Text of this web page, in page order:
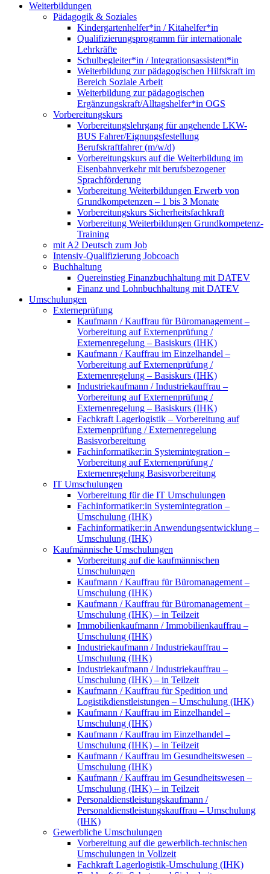
Weiterbildungen
Pädagogik & Soziales
Kindergartenhelfer*in / Kitahelfer*in
Qualifizierungsprogramm für internationale
Lehrkräfte
Schulbegleiter*in / Integrationsassistent*in
Weiterbildung zur pädagogischen Hilfskraft im
Bereich Soziale Arbeit
Weiterbildung zur pädagogischen
Ergänzungskraft/Alltagshelfer*in OGS
Vorbereitungskurs
Vorbereitungslehrgang für angehende LKW-
BUS Fahrer/Eignungsfestellung
Berufskraftfahrer (m/w/d)
Vorbereitungskurs auf die Weiterbildung im
Eisenbahnverkehr mit berufsbezogener
Sprachförderung
Vorbereitung Weiterbildungen Erwerb von
Grundkompetenzen – 1 bis 3 Monate
Vorbereitungskurs Sicherheitsfachkraft
Vorbereitung Weiterbildungen Grundkompetenz-
Training
mit A2 Deutsch zum Job
Intensiv-Qualifizierung Jobcoach
Buchhaltung
Quereinstieg Finanzbuchhaltung mit DATEV
Finanz und Lohnbuchhaltung mit DATEV
Umschulungen
Externeprüfung
Kaufmann / Kauffrau für Büromanagement –
Vorbereitung auf Externenprüfung /
Externenregelung – Basiskurs (IHK)
Kaufmann / Kauffrau im Einzelhandel –
Vorbereitung auf Externenprüfung /
Externenregelung – Basiskurs (IHK)
Industriekaufmann / Industriekauffrau –
Vorbereitung auf Externenprüfung /
Externenregelung – Basiskurs (IHK)
Fachkraft Lagerlogistik – Vorbereitung auf
Externenprüfung / Externenregelung
Basisvorbereitung
Fachinformatiker:in Systemintegration –
Vorbereitung auf Externenprüfung /
Externenregelung Basisvorbereitung
IT Umschulungen
Vorbereitung für die IT Umschulungen
Fachinformatiker:in Systemintegration –
Umschulung (IHK)
Fachinformatiker:in Anwendungsentwicklung –
Umschulung (IHK)
Kaufmännische Umschulungen
Vorbereitung auf die kaufmännischen
Umschulungen
Kaufmann / Kauffrau für Büromanagement –
Umschulung (IHK)
Kaufmann / Kauffrau für Büromanagement –
Umschulung (IHK) – in Teilzeit
Immobilienkaufmann / Immobilienkauffrau –
Umschulung (IHK)
Industriekaufmann / Industriekauffrau –
Umschulung (IHK)
Industriekaufmann / Industriekauffrau –
Umschulung (IHK) – in Teilzeit
Kaufmann / Kauffrau für Spedition und
Logistikdienstleistungen – Umschulung (IHK)
Kaufmann / Kauffrau im Einzelhandel –
Umschulung (IHK)
Kaufmann / Kauffrau im Einzelhandel –
Umschulung (IHK) – in Teilzeit
Kaufmann / Kauffrau im Gesundheitswesen –
Umschulung (IHK)
Kaufmann / Kauffrau im Gesundheitswesen –
Umschulung (IHK) – in Teilzeit
Personaldienstleistungskaufmann /
Personaldienstleistungskauffrau – Umschulung
(IHK)
Gewerbliche Umschulungen
Vorbereitung auf die gewerblich-technischen
Umschulungen in Vollzeit
Fachkraft Lagerlogistik-Umschulung (IHK)